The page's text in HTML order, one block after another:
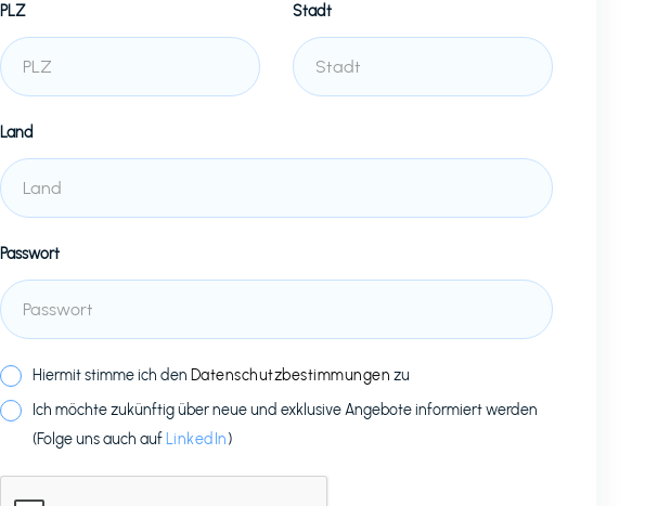
PLZ Stadt
Land
Passwort
Hiermit stimme ich den Datenschutzbestimmungen zu
Ich möchte zukünftig über neue und exklusive Angebote informiert werden
(Folge uns auch auf LinkedIn)